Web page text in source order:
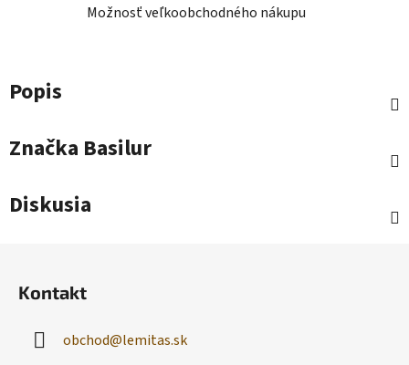
Možnosť veľkoobchodného nákupu
Popis
Značka Basilur
Diskusia
Kontakt
obchod@lemitas.sk